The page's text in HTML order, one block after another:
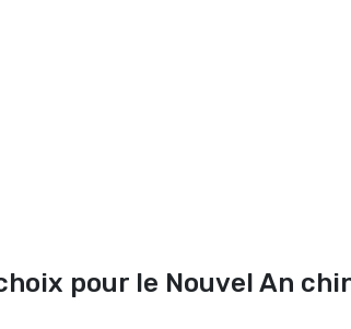
pour le Nouvel An